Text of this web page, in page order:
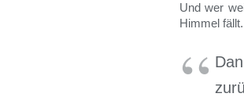
Und wer
Himmel fällt.